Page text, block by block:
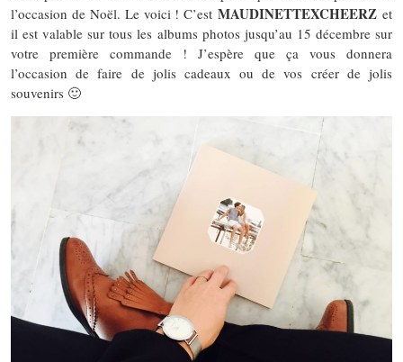
l’occasion de Noël. Le voici ! C’estMAUDINETTEXCHEERZ et
il est valable sur tous les albums photos jusqu’au 15 décembre sur
votre première commande ! J’espère que ça vous donnera
l’occasion de faire de jolis cadeaux ou de vos créer de jolis
souvenirs 🙂